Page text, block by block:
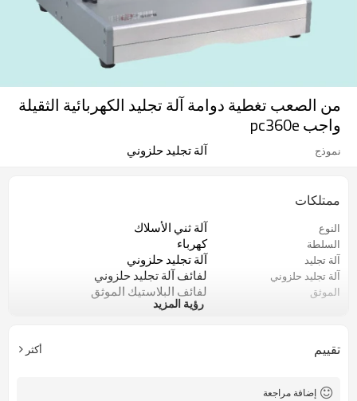
من الصعب تغطية دوامة آلة تجليد الكهربائية الثقيلة
واجب pc360e
نموذج آلة تجليد حلزوني
ممتلكات
النوع آلة ثني الأسلاك
السلطة كهرباء
آلة تجليد آلة تجليد حلزوني
آلة تجليد حلزوني لفائف آلة تجليد حلزوني
الموثق لفائف البلاستيك الموثق
الألومنيوم
رؤية المزيد
تقييم أكثر
إضافة مراجعة